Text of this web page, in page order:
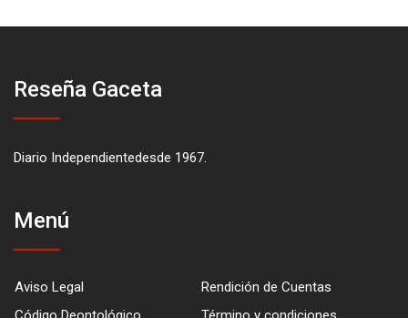
Reseña Gaceta
Diario Independientedesde 1967.
Menú
Aviso Legal
Rendición de Cuentas